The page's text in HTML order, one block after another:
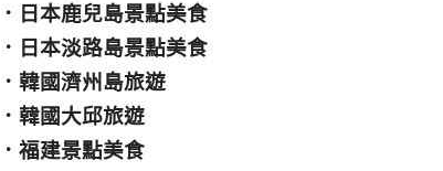
． 日本鹿兒島景點美食
． 日本淡路島景點美食
．韓國濟州島旅遊
．韓國大邱旅遊
．福建景點美食